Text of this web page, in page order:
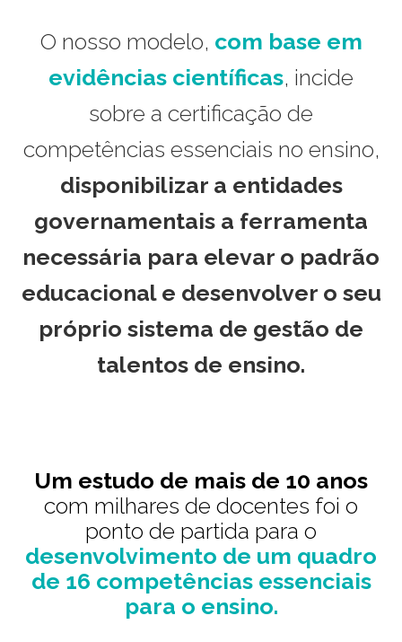
O nosso modelo, com base em
evidências científicas, incide
sobre a certificação de
competências essenciais no ensino,
disponibilizar a entidades
governamentais a ferramenta
necessária para elevar o padrão
educacional e desenvolver o seu
próprio sistema de gestão de
talentos de ensino.
Um estudo de mais de 10 anos
com milhares de docentes foi o
ponto de partida para o
desenvolvimento de um quadro
de 16 competências essenciais
para o ensino.